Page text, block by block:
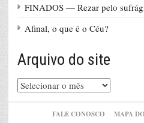
FINADOS — Rezar pelo
Afinal, o que é o Céu?
Arquivo do site
Arquivo
do
FALE CONOSCO MAPA